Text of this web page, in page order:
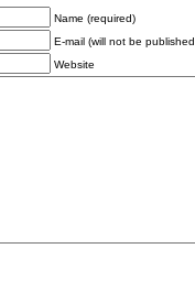
Name (required)
E-mail (will not be
Website